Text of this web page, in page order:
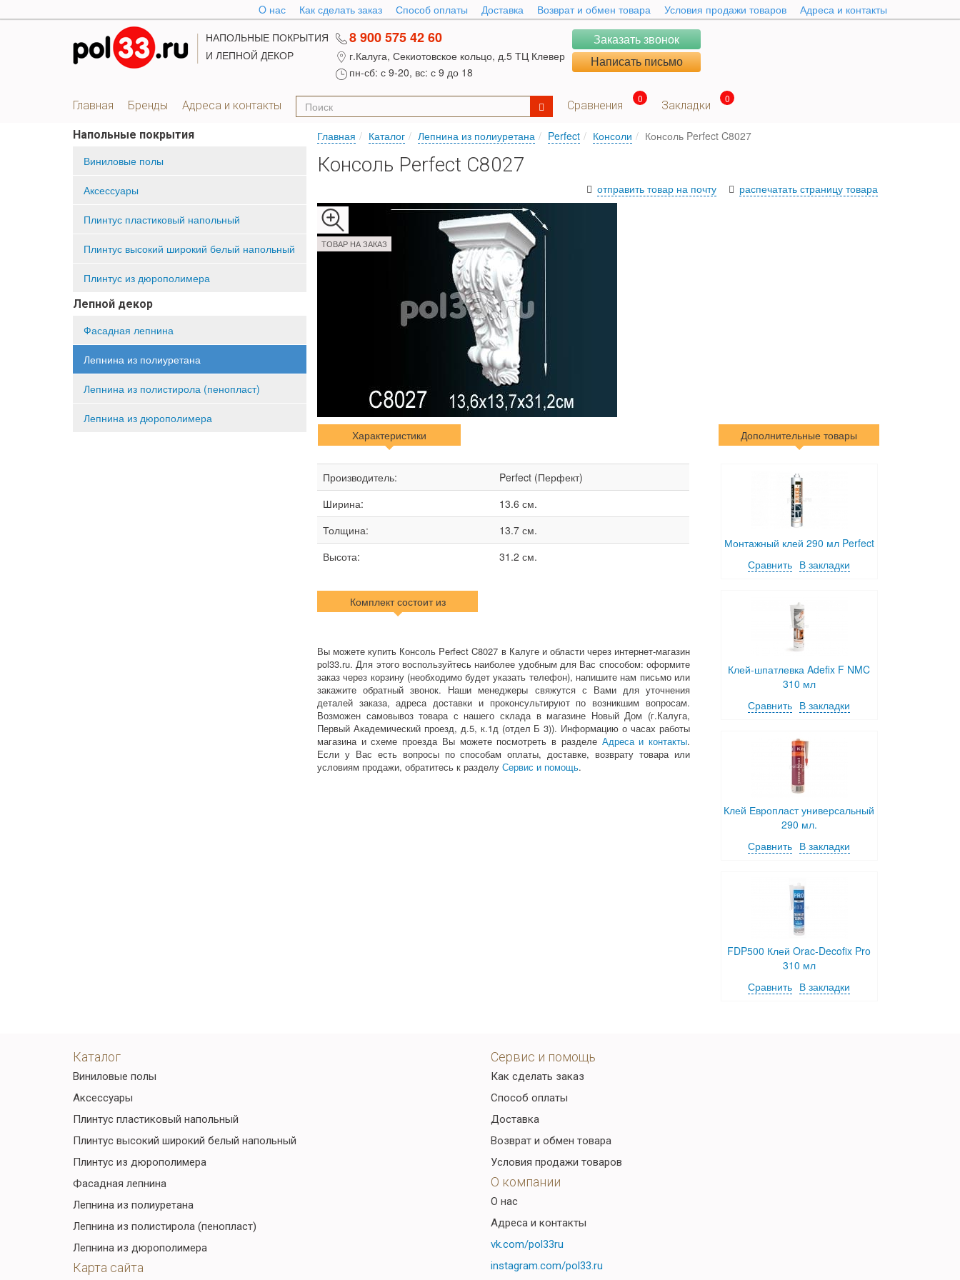
O нас Как сделать заказ Способ оплаты Доставка Возврат и обмен товара Условия продажи товаров
Адреса и контакты
НАПОЛЬНЫЕ ПОКРЫТИЯ
И ЛЕПНОЙ ДЕКОР
8 900 575 42 60
г.Калуга, Секиотовское кольцо, д.5 ТЦ Клевер
пн-сб: с 9-20, вс: с 9 до 18
Заказать звонок
Написать письмо
Главная Бренды Адреса и контакты Сравнения
0
Закладки
0
Напольные покрытия
Виниловые полы
Аксессуары
Плинтус пластиковый напольный
Плинтус высокий широкий белый напольный
Плинтус из дюрополимера
Лепной декор
Фасадная лепнина
Лепнина из полиуретана
Лепнина из полистирола (пенопласт)
Лепнина из дюрополимера
Главная Каталог Лепнина из полиуретана Perfect Консоли Консоль Perfect C8027
Консоль Perfect C8027
отправить товар на почту распечатать страницу товара
ТОВАР НА ЗАКАЗ
Характеристики
Производитель:
Perfect (Перфект)
Ширина:
13.6 см.
Толщина:
13.7 см.
Высота:
31.2 см.
Комплект состоит из
Вы можете купить Консоль Perfect C8027 в Калуге и области через интернет-магазин
pol33.ru. Для этого воспользуйтесь наиболее удобным для Вас способом: оформите
заказ через корзину (необходимо будет указать телефон), напишите нам письмо или
закажите обратный звонок. Наши менеджеры свяжутся с Вами для уточнения
деталей заказа, адреса доставки и проконсультируют по возникшим вопросам.
Возможен самовывоз товара с нашего склада в магазине Новый Дом (г.Калуга,
Первый Академический проезд, д.5, к.1д (отдел Б 3)). Информацию о часах работы
магазина и схеме проезда Вы можете посмотреть в разделе Адреса и контакты.
Если у Вас есть вопросы по способам оплаты, доставке, возврату товара или
условиям продажи, обратитесь к разделу Сервис и помощь.
Дополнительные товары
Монтажный клей 290 мл Perfect
Сравнить В закладки
Клей-шпатлевка Adefix F NMC
310 мл
Сравнить В закладки
Клей Европласт универсальный
290 мл.
Сравнить В закладки
FDP500 Клей Orac-Decofix Pro
310 мл
Сравнить В закладки
Каталог
Виниловые полы
Аксессуары
Плинтус пластиковый напольный
Плинтус высокий широкий белый напольный
Плинтус из дюрополимера
Фасадная лепнина
Лепнина из полиуретана
Лепнина из полистирола (пенопласт)
Лепнина из дюрополимера
Карта сайта
Сервис и помощь
Как сделать заказ
Способ оплаты
Доставка
Возврат и обмен товара
Условия продажи товаров
О компании
О нас
Адреса и контакты
vk.com/pol33ru
instagram.com/pol33.ru